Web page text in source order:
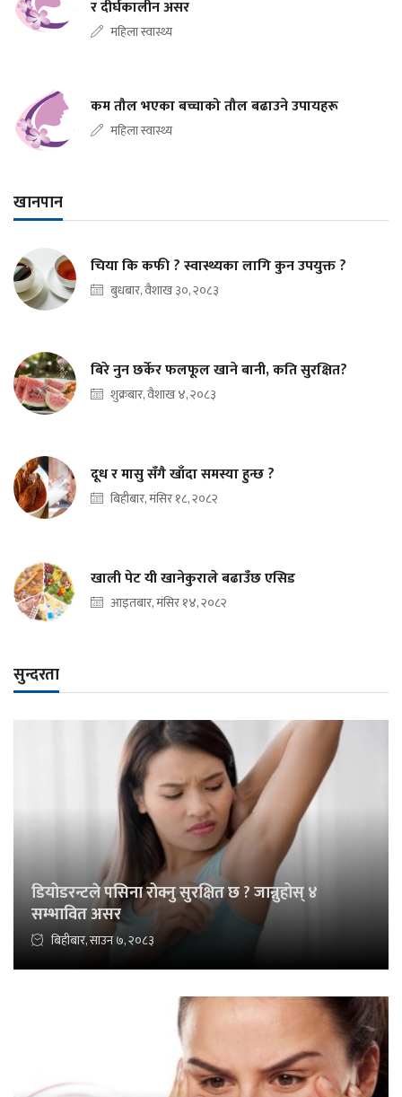
र दीर्घकालीन असर
महिला स्वास्थ्य
कम तौल भएका बच्चाको तौल बढाउने उपायहरू
महिला स्वास्थ्य
खानपान
चिया कि कफी ? स्वास्थ्यका लागि कुन उपयुक्त ?
बुधबार, वैशाख ३०, २०८३
बिरे नुन छर्केर फलफूल खाने बानी, कति सुरक्षित?
शुक्रबार, वैशाख ४, २०८३
दूध र मासु सँगै खाँदा समस्या हुन्छ ?
बिहीबार, मंसिर १८, २०८२
खाली पेट यी खानेकुराले बढाउँछ एसिड
आइतबार, मंसिर १४, २०८२
सुन्दरता
डियोडरन्टले पसिना रोक्नु सुरक्षित छ ? जान्नुहोस् ४
सम्भावित असर
बिहीबार, साउन ७, २०८३